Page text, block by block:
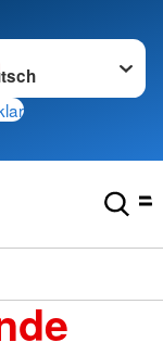
wechseln zu